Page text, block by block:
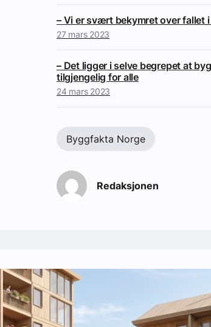
– Vi er svært bekymret over fallet
27 mars 2023
– Det ligger i selve begrepet at
tilgjengelig for alle
24 mars 2023
Byggfakta Norge
Redaksjonen